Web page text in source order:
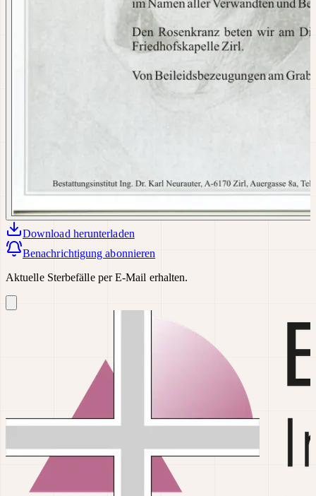
Download herunterladen
Benachrichtigung abonnieren
Aktuelle Sterbefälle per E-Mail erhalten.